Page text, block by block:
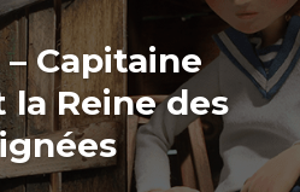
Capitaine
Reine des